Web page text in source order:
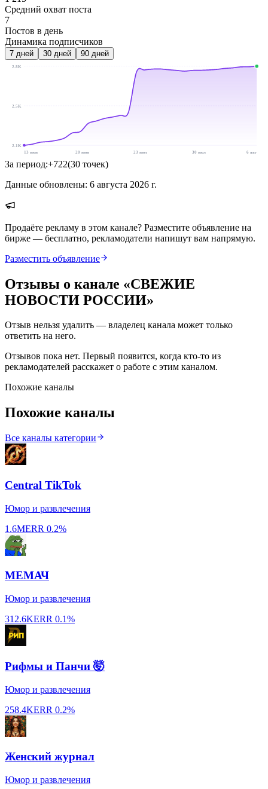
Средний охват поста
7
Постов в день
Динамика подписчиков
7 дней 30 дней 90 дней
2.8K
2.5K
2.1K
13 июн
20 июн 23 июл 30 июл 6 авг
За период:+722(30 точек)
Данные обновлены: 6 августа 2026 г.
Продаёте рекламу в этом канале? Разместите объявление на
бирже — бесплатно, рекламодатели напишут вам напрямую.
Разместить объявление
Отзывы о канале «СВЕЖИЕ
НОВОСТИ РОССИИ»
Отзыв нельзя удалить — владелец канала может только
ответить на него.
Отзывов пока нет. Первый появится, когда кто-то из
рекламодателей расскажет о работе с этим каналом.
Похожие каналы
Похожие каналы
Все каналы категории
Central TikTok
Юмор и развлечения
1.6MERR 0.2%
МЕМАЧ
Юмор и развлечения
312.6KERR 0.1%
Рифмы и Панчи 🤯
Юмор и развлечения
258.4KERR 0.2%
Женский журнал
Юмор и развлечения